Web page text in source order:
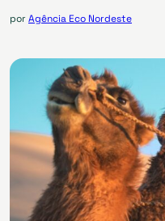
porAgência Eco Nordeste